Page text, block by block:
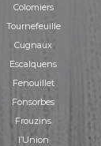
Colomiers
Tournefeuille
Cugnaux
Escalquens
Fenouillet
Fonsorbes
Frouzins
l’Union